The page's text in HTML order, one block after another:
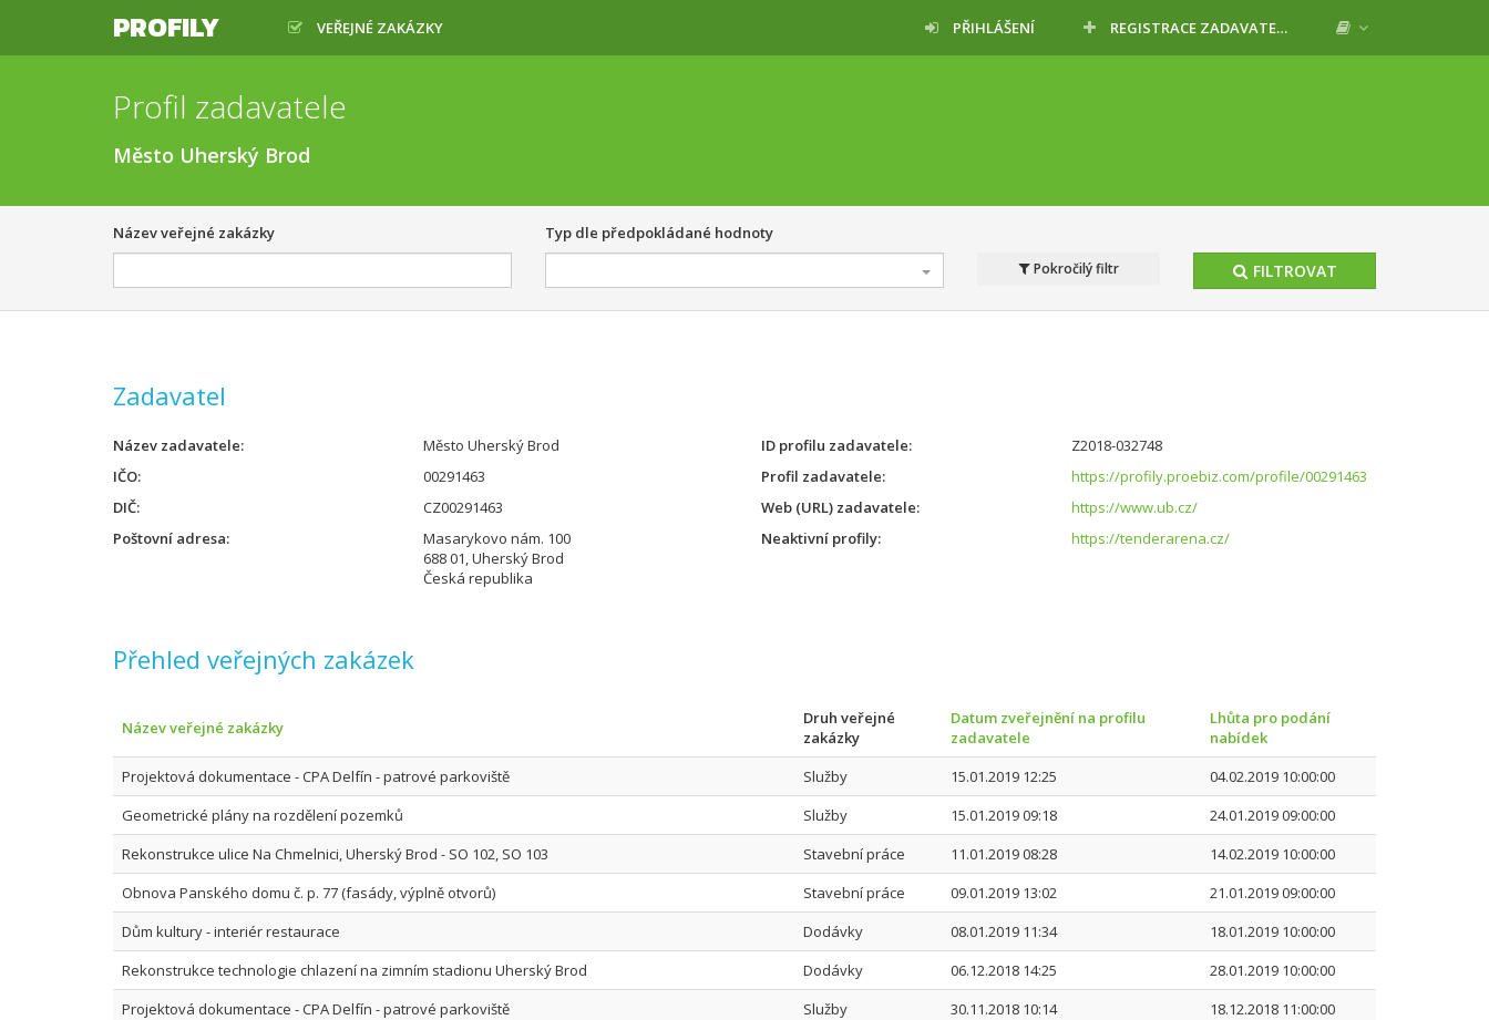
PROFILY VEŘEJNÉ ZAKÁZKY PŘIHLÁŠENÍ REGISTRACE ZADAVATELE
Profil zadavatele
Město Uherský Brod
Název veřejné zakázky Typ dle předpokládané hodnoty
FILTROVAT
Pokročilý filtr
Zadavatel
Název zadavatele
Město Uherský Brod
IČO
00291463
DIČ
CZ00291463
Poštovní adresa
Masarykovo nám. 100
688 01, Uherský Brod
Česká republika
ID profilu zadavatele
Z2018-032748
Profil zadavatele
https://profily.proebiz.com/profile/00291463
Web (URL) zadavatele
https://www.ub.cz/
Neaktivní profily
https://tenderarena.cz/
Přehled veřejných zakázek
Název veřejné zakázky
Druh veřejné
zakázky
Datum zveřejnění na profilu
zadavatele
Lhůta pro podání
nabídek
Projektová dokumentace - CPA Delfín - patrové parkoviště
Služby 15.01.2019 12:25
04.02.2019 10:00:00
Geometrické plány na rozdělení pozemků
Služby 15.01.2019 09:18
24.01.2019 09:00:00
Rekonstrukce ulice Na Chmelnici, Uherský Brod - SO 102, SO 103
Stavební práce 11.01.2019 08:28
14.02.2019 10:00:00
Obnova Panského domu č. p. 77 (fasády, výplně otvorů)
Stavební práce 09.01.2019 13:02
21.01.2019 09:00:00
Dům kultury - interiér restaurace
Dodávky 08.01.2019 11:34
18.01.2019 10:00:00
Rekonstrukce technologie chlazení na zimním stadionu Uherský Brod
Dodávky 06.12.2018 14:25
28.01.2019 10:00:00
Projektová dokumentace - CPA Delfín - patrové parkoviště
Služby 30.11.2018 10:14
18.12.2018 11:00:00